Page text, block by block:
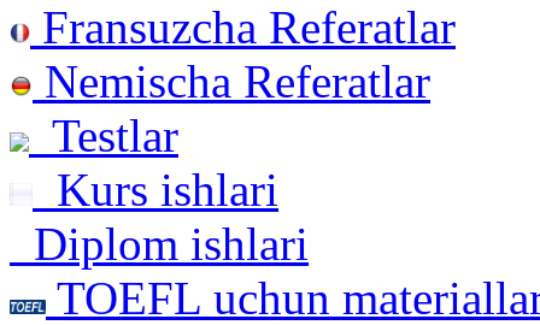
Fransuzcha Referatlar
Nemischa Referatlar
Testlar
Kurs ishlari
Diplom ishlari
TOEFL uchun